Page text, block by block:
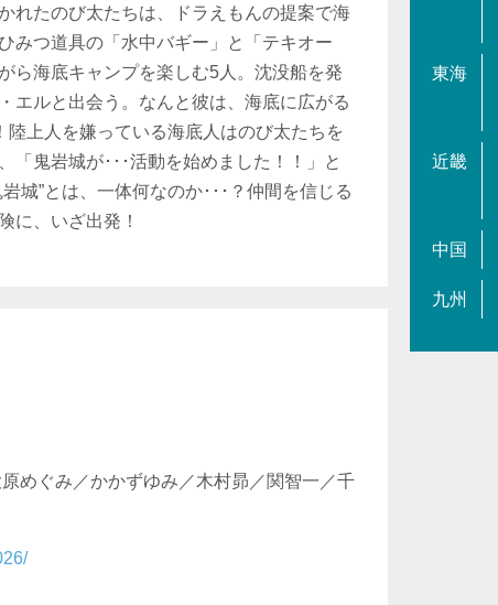
れたのび太たちは、ドラえもんの提案で海
みつ道具の「水中バギー」と「テキオー
ら海底キャンプを楽しむ5人。沈没船を発
エルと出会う。なんと彼は、海底に広がる
陸上人を嫌っている海底人はのび太たちを
「鬼岩城が･･･活動を始めました！！」と
城”とは、一体何なのか･･･？仲間を信じる
に、いざ出発！
めぐみ／かかずゆみ／木村昴／関智一／千
東海
近畿
中国
九州